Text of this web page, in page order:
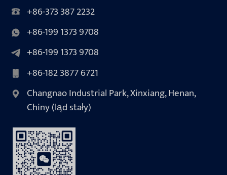
+86-373 387 2232
+86-199 1373 9708
+86-199 1373 9708
+86-182 3877 6721
Changnao Industrial Park, Xinxiang, Henan,
Chiny (ląd stały)